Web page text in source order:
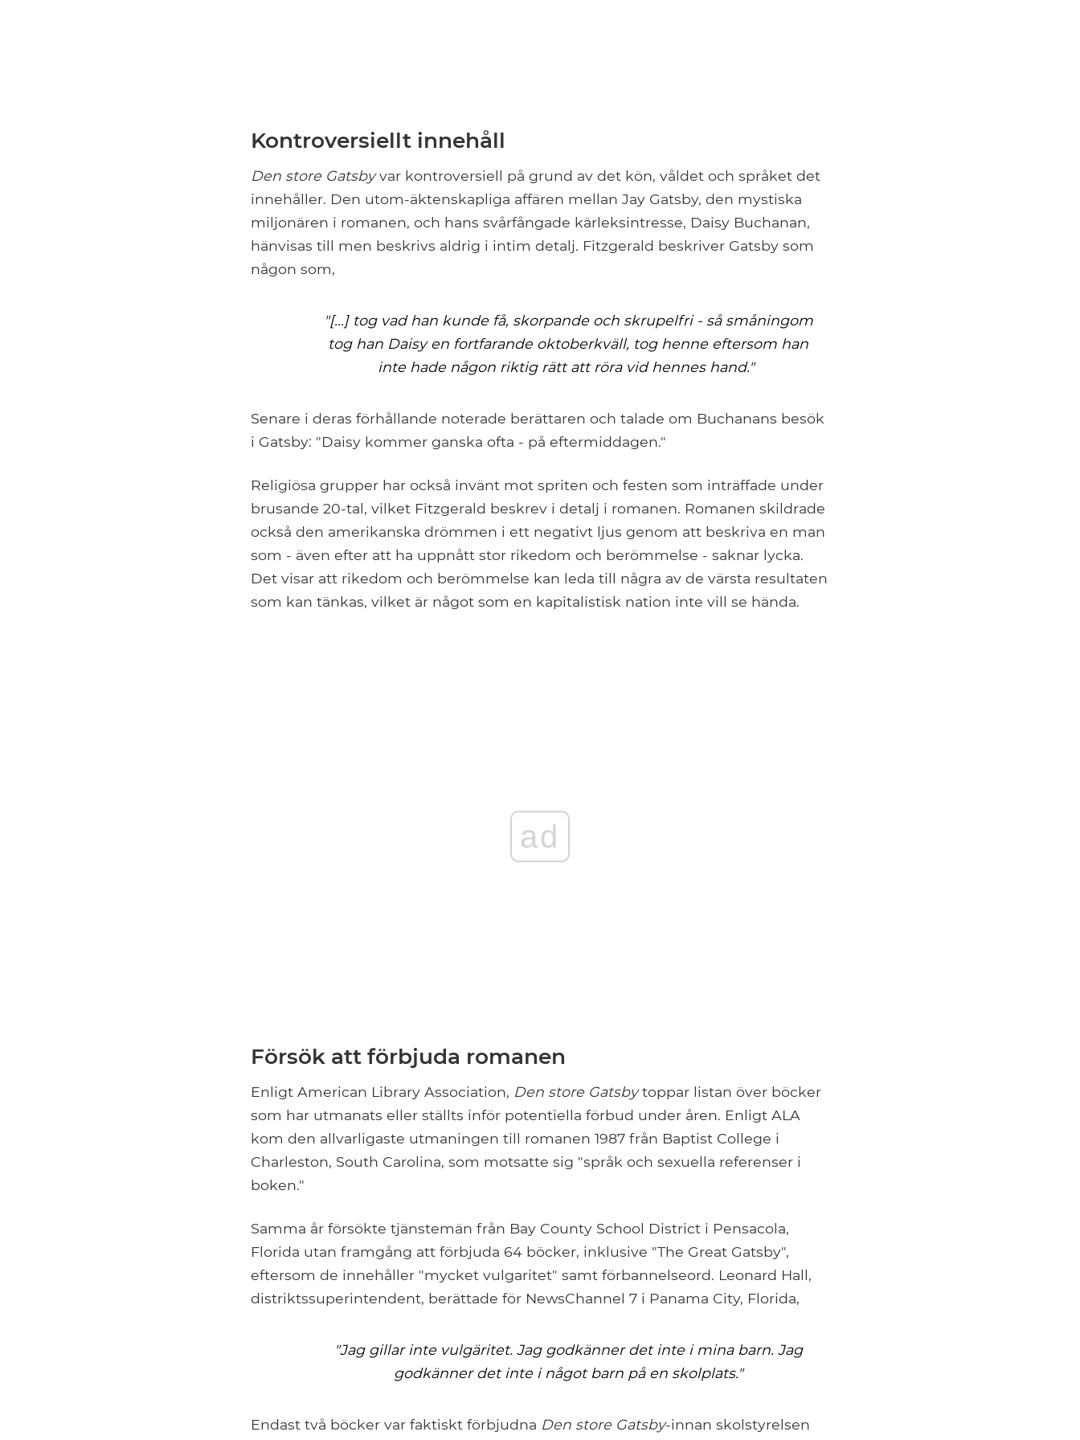
Kontroversiellt innehåll
Den store Gatsbyvar kontroversiell på grund av det kön, våldet och språket det
innehåller. Den utom-äktenskapliga affären mellan Jay Gatsby, den mystiska
miljonären i romanen, och hans svårfångade kärleksintresse, Daisy Buchanan,
hänvisas till men beskrivs aldrig i intim detalj. Fitzgerald beskriver Gatsby som
någon som,
"[...] tog vad han kunde få, skorpande och skrupelfri - så småningom
tog han Daisy en fortfarande oktoberkväll, tog henne eftersom han
inte hade någon riktig rätt att röra vid hennes hand."
Senare i deras förhållande noterade berättaren och talade om Buchanans besök
i Gatsby: "Daisy kommer ganska ofta - på eftermiddagen."
Religiösa grupper har också invänt mot spriten och festen som inträffade under
brusande 20-tal, vilket Fitzgerald beskrev i detalj i romanen. Romanen skildrade
också den amerikanska drömmen i ett negativt ljus genom att beskriva en man
som - även efter att ha uppnått stor rikedom och berömmelse - saknar lycka.
Det visar att rikedom och berömmelse kan leda till några av de värsta resultaten
som kan tänkas, vilket är något som en kapitalistisk nation inte vill se hända.
ad
Försök att förbjuda romanen
Enligt American Library Association, Den store Gatsbytoppar listan över böcker
som har utmanats eller ställts inför potentiella förbud under åren. Enligt ALA
kom den allvarligaste utmaningen till romanen 1987 från Baptist College i
Charleston, South Carolina, som motsatte sig "språk och sexuella referenser i
boken."
Samma år försökte tjänstemän från Bay County School District i Pensacola,
Florida utan framgång att förbjuda 64 böcker, inklusive "The Great Gatsby",
eftersom de innehåller "mycket vulgaritet" samt förbannelseord. Leonard Hall,
distriktssuperintendent, berättade för NewsChannel 7 i Panama City, Florida,
"Jag gillar inte vulgäritet. Jag godkänner det inte i mina barn. Jag
godkänner det inte i något barn på en skolplats."
Endast två böcker var faktiskt förbjudna Den store Gatsby-innan skolstyrelsen